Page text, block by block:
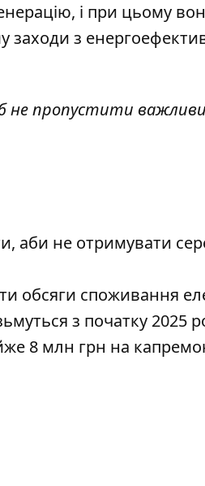
і при цьому
заходи з
не пропустити
аби не отримувати
обсяги споживання
з початку 2025
8 млн грн на